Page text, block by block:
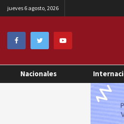
jueves 6 agosto, 2026
Nacionales